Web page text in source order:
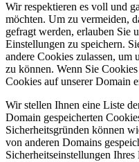
Wir respektieren es voll und
möchten. Um zu vermeiden,
gefragt werden, erlauben Sie
Einstellungen zu speichern.
andere Cookies zulassen, um
zu können. Wenn Sie
Cookies auf unserer Domain
Wir stellen Ihnen eine Liste
Domain gespeicherten
Sicherheitsgründen können
von anderen Domains
Sicherheitseinstellungen Ihres